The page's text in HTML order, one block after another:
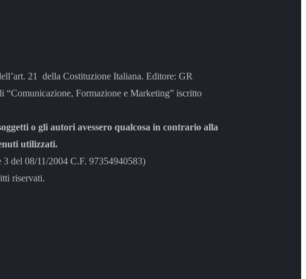
21 della Costituzione Italiana. Editore: GR
Formazione e Marketing” iscritto
o gli autori avessero qualcosa in contrario alla
utilizzati.
del 08/11/2004 C.F. 97354940583)
riservati.